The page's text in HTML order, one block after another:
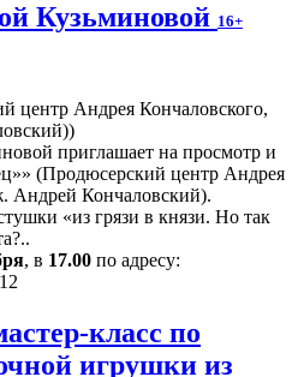
Кузьминовой 16+
приглашает на просмотр и
(Продюсерский центр Андрея
Андрей Кончаловский).
«из грязи в князи. Но так
, в 17.00 по адресу:
класс по
игрушки из